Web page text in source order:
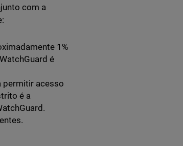
com a
1%
é
permitir acesso
é a